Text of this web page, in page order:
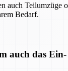
auch Teilumzüge
Bedarf.
auch das